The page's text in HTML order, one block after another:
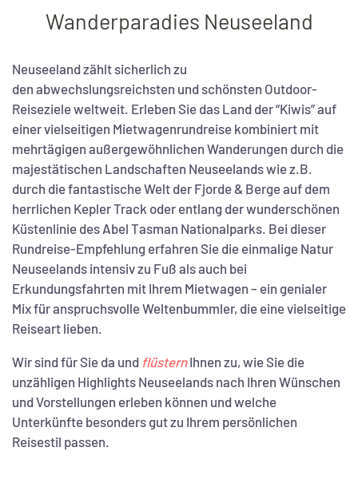
Wanderparadies Neuseeland
Neuseeland zählt sicherlich zu
den abwechslungsreichsten und schönsten Outdoor-
Reiseziele weltweit. Erleben Sie das Land der “Kiwis” auf
einer vielseitigen Mietwagenrundreise kombiniert mit
mehrtägigen außergewöhnlichen Wanderungen durch die
majestätischen Landschaften Neuseelands wie z.B.
durch die fantastische Welt der Fjorde & Berge auf dem
herrlichen Kepler Track oder entlang der wunderschönen
Küstenlinie des Abel Tasman Nationalparks. Bei dieser
Rundreise-Empfehlung erfahren Sie die einmalige Natur
Neuseelands intensiv zu Fuß als auch bei
Erkundungsfahrten mit Ihrem Mietwagen – ein genialer
Mix für anspruchsvolle Weltenbummler, die eine vielseitige
Reiseart lieben.
Wir sind für Sie da und flüsternIhnen zu, wie Sie die
unzähligen Highlights Neuseelands nach Ihren Wünschen
und Vorstellungen erleben können und welche
Unterkünfte besonders gut zu Ihrem persönlichen
Reisestil passen.